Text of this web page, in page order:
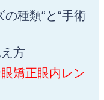
種類“と“手術
方
矯正眼内レン